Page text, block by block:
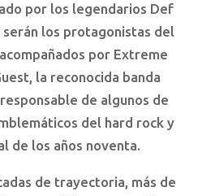
por los legendarios Def
serán los protagonistas del
por Extreme
la reconocida banda
de algunos de
del hard rock y
de los años noventa.
de trayectoria, más de